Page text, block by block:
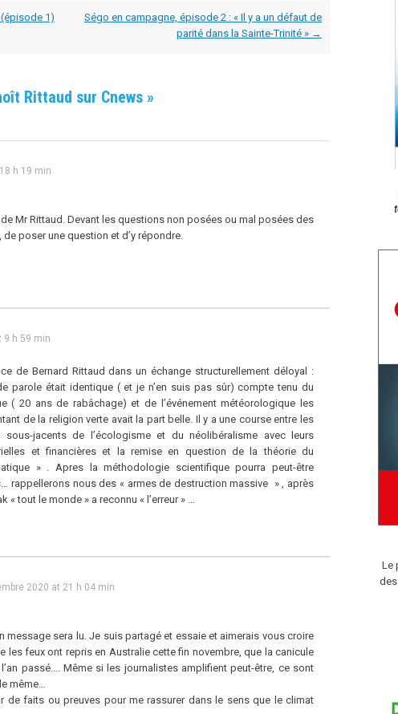
1)
Ségo en campagne, épisode 2 : « Il y a un défaut de
parité dans la Sainte-Trinité » →
Rittaud sur Cnews »
h 19 min
Mr Rittaud. Devant les questions non posées ou mal posées des
poser une question et d’y répondre.
9 h 59 min
de Bernard Rittaud dans un échange structurellement déloyal :
parole était identique ( et je n’en suis pas sûr) compte tenu du
( 20 ans de rabâchage) et de l’événement météorologique les
de la religion verte avait la part belle. Il y a une course entre les
jacents de l’écologisme et du néolibéralisme avec leurs
et financières et la remise en question de la théorie du
» . Apres la méthodologie scientifique pourra peut-être
rappellerons nous des « armes de destruction massive » , après
« tout le monde » a reconnu « l’erreur » …
2020 at 21 h 04 min
message sera lu. Je suis partagé et essaie et aimerais vous croire
les feux ont repris en Australie cette fin novembre, que la canicule
passé…. Même si les journalistes amplifient peut-être, ce sont
même…
de faits ou preuves pour me rassurer dans le sens que le climat
Le